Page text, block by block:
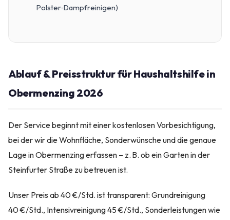
Polster‑Dampfreinigen)
Ablauf & Preisstruktur für Haushaltshilfe in
Obermenzing 2026
Der Service beginnt mit einer kostenlosen Vorbesichtigung,
bei der wir die Wohnfläche, Sonderwünsche und die genaue
Lage in Obermenzing erfassen – z. B. ob ein Garten in der
Steinfurter Straße zu betreuen ist.
Unser Preis ab 40 €/Std. ist transparent: Grundreinigung
40 €/Std., Intensivreinigung 45 €/Std., Sonderleistungen wie